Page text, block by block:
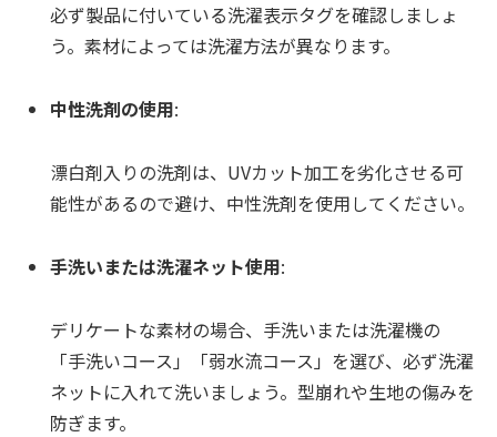
必ず製品に付いている洗濯表示タグを確認しましょ
う。素材によっては洗濯方法が異なります。
中性洗剤の使用:
漂白剤入りの洗剤は、UVカット加工を劣化させる可
能性があるので避け、中性洗剤を使用してください。
手洗いまたは洗濯ネット使用:
デリケートな素材の場合、手洗いまたは洗濯機の
「手洗いコース」「弱水流コース」を選び、必ず洗濯
ネットに入れて洗いましょう。型崩れや生地の傷みを
防ぎます。